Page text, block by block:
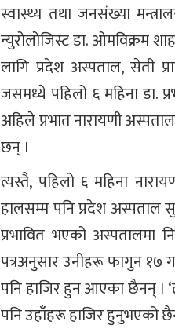
स्वास्थ्य तथा जनसंख्या
न्युरोलोजिस्ट डा. ओमविक्रम
लागि प्रदेश अस्पताल, सेती
जसमध्ये पहिलो ६ महिना डा.
अहिले प्रभात नारायणी
छन् ।
त्यस्तै, पहिलो ६ महिना
हालसम्म पनि प्रदेश अस्पताल
प्रभावित भएको अस्पतालमा
पत्रअनुसार उनीहरू फागुन १७
पनि हाजिर हुन आएका छैनन् ।
पनि उहाँहरू हाजिर हुनुभएको